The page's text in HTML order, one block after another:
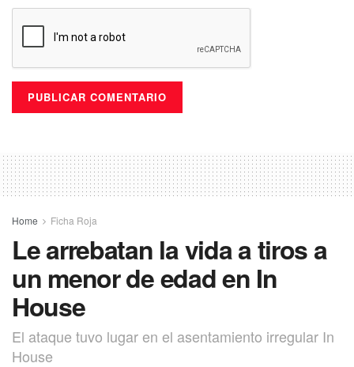
Home Ficha Roja
Le arrebatan la vida a tiros a
un menor de edad en In
House
El ataque tuvo lugar en el asentamiento irregular In
House